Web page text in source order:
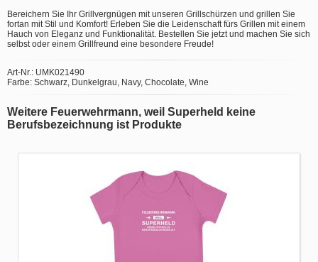
Bereichern Sie Ihr Grillvergnügen mit unseren Grillschürzen und grillen Sie
fortan mit Stil und Komfort! Erleben Sie die Leidenschaft fürs Grillen mit einem
Hauch von Eleganz und Funktionalität. Bestellen Sie jetzt und machen Sie sich
selbst oder einem Grillfreund eine besondere Freude!
Art-Nr.: UMK021490
Farbe: Schwarz, Dunkelgrau, Navy, Chocolate, Wine
Weitere Feuerwehrmann, weil Superheld keine
Berufsbezeichnung ist Produkte